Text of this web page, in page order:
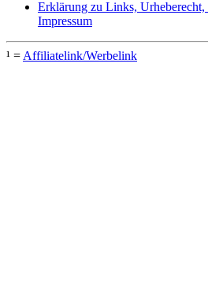
Erklärung zu Links,
Impressum
¹ = Affiliatelink/Werbelink